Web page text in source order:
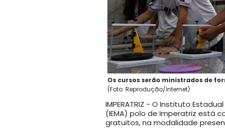
Os cursos serão ministrados de
(Foto: Reprodução/Internet)
IMPERATRIZ - O Instituto
(IEMA) polo de Imperatriz está
gratuitos, na modalidade